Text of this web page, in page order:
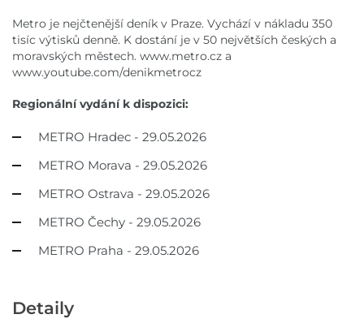
Metro je nejčtenější deník v Praze. Vychází v nákladu 350
tisíc výtisků denně. K dostání je v 50 největších českých a
moravských městech. www.metro.cz a
www.youtube.com/denikmetrocz
Regionální vydání k dispozici:
METRO Hradec - 29.05.2026
METRO Morava - 29.05.2026
METRO Ostrava - 29.05.2026
METRO Čechy - 29.05.2026
METRO Praha - 29.05.2026
Detaily